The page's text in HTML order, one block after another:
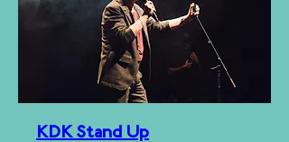
KDK Stand Up